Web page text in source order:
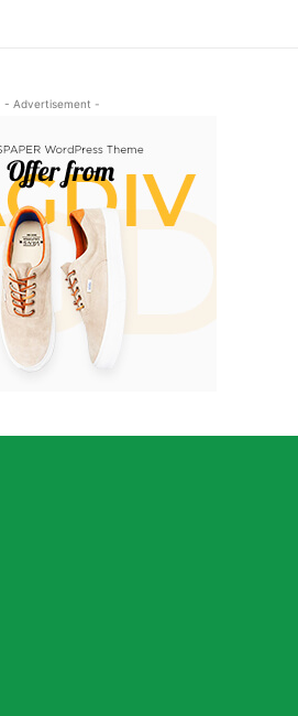
- Advertisement -